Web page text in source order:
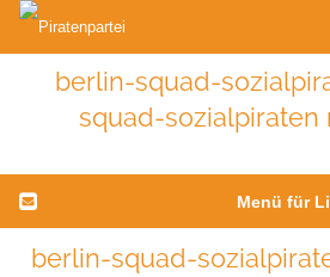
berlin-squad-
squad-sozialpiraten
Menü für
berlin-squad-